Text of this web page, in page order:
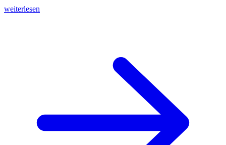
weiterlesen